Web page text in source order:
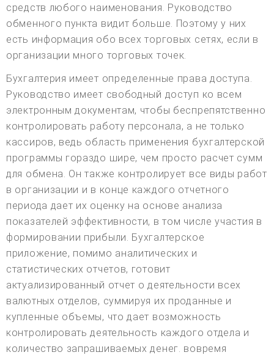
средств любого наименования. Руководство
обменного пункта видит больше. Поэтому у них
есть информация обо всех торговых сетях, если в
организации много торговых точек.
Бухгалтерия имеет определенные права доступа.
Руководство имеет свободный доступ ко всем
электронным документам, чтобы беспрепятственно
контролировать работу персонала, а не только
кассиров, ведь область применения бухгалтерской
программы гораздо шире, чем просто расчет сумм
для обмена. Он также контролирует все виды работ
в организации и в конце каждого отчетного
периода дает их оценку на основе анализа
показателей эффективности, в том числе участия в
формировании прибыли. Бухгалтерское
приложение, помимо аналитических и
статистических отчетов, готовит
актуализированный отчет о деятельности всех
валютных отделов, суммируя их проданные и
купленные объемы, что дает возможность
контролировать деятельность каждого отдела и
количество запрашиваемых денег. вовремя